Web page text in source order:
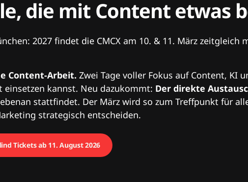
die mit Content etwas
2027 findet die CMCX am 10. & 11. März zeitgleich
Content-Arbeit. Zwei Tage voller Fokus auf Content, KI
kannst. Neu dazukommt: Der direkte
stattfindet. Der März wird so zum Treffpunkt für
strategisch entscheiden.
Tickets ab 11. August 2026